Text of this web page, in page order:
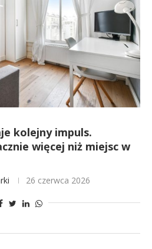
kolejny impuls.
więcej niż miejsc w
26 czerwca 2026